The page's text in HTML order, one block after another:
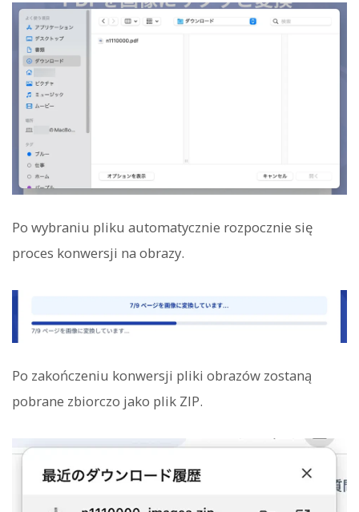
Po wybraniu pliku automatycznie rozpocznie się
proces konwersji na obrazy.
Po zakończeniu konwersji pliki obrazów zostaną
pobrane zbiorczo jako plik ZIP.